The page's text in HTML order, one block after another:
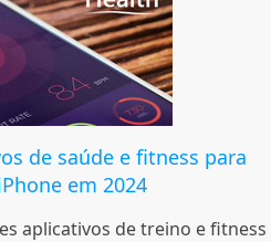
de saúde e fitness para
em 2024
aplicativos de treino e fitness